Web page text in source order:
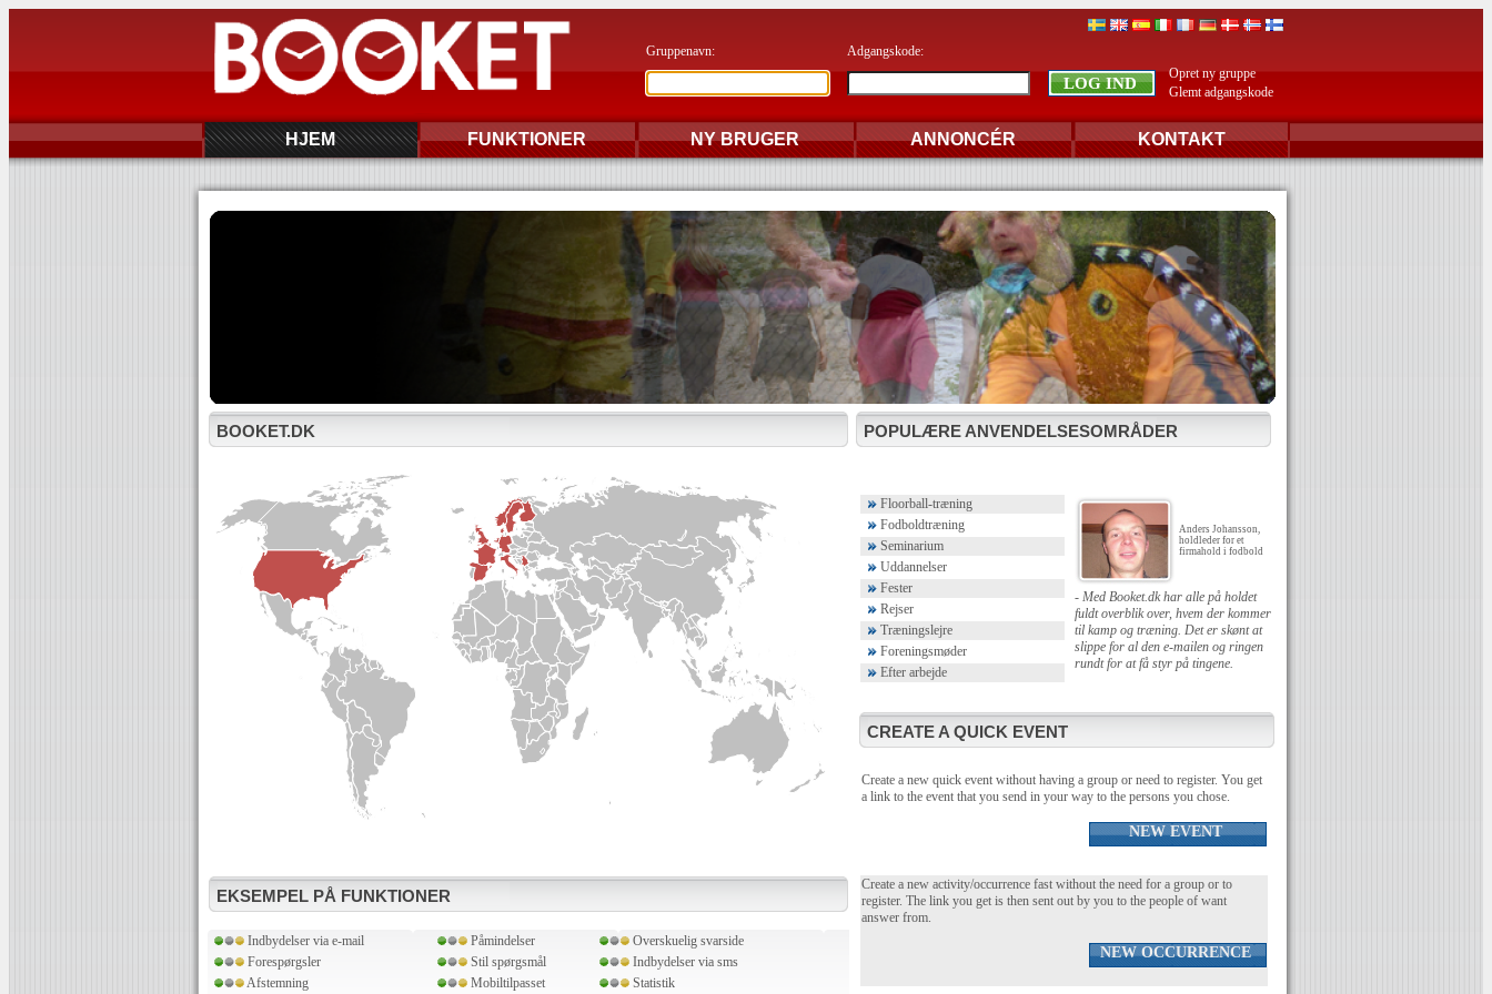
Gruppenavn:
Adgangskode:
Opret ny gruppe
Glemt adgangskode
HJEM FUNKTIONER NY BRUGER ANNONCÉR KONTAKT
BOOKET.DK POPULÆRE ANVENDELSESOMRÅDER
EKSEMPEL PÅ FUNKTIONER
Indbydelser via e-mail Påmindelser
Overskuelig svarside
Forespørgsler
Stil spørgsmål
Indbydelser via sms
Afstemning
Mobiltilpasset Statistik
Floorball-træning
Fodboldtræning
Seminarium
Uddannelser
Fester
Rejser
Træningslejre
Foreningsmøder
Efter arbejde
Anders Johansson,
holdleder for et
firmahold i fodbold
- Med Booket.dk har alle på holdet
fuldt overblik over, hvem der kommer
til kamp og træning. Det er skønt at
slippe for al den e-mailen og ringen
rundt for at få styr på tingene.
CREATE A QUICK EVENT
Create a new quick event without having a group or need to register. You get
a link to the event that you send in your way to the persons you chose.
NEW EVENT
Create a new activity/occurrence fast without the need for a group or to
register. The link you get is then sent out by you to the people of want
answer from.
NEW OCCURRENCE